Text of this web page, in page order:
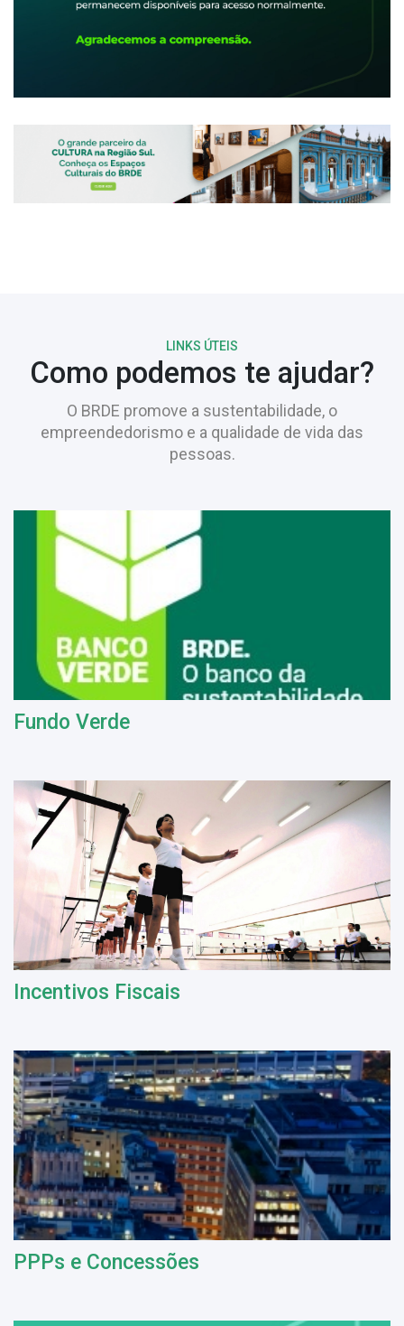
LINKS ÚTEIS
Como podemos te ajudar?
O BRDE promove a sustentabilidade, o
empreendedorismo e a qualidade de vida das
pessoas.
Fundo Verde
Incentivos Fiscais
PPPs e Concessões